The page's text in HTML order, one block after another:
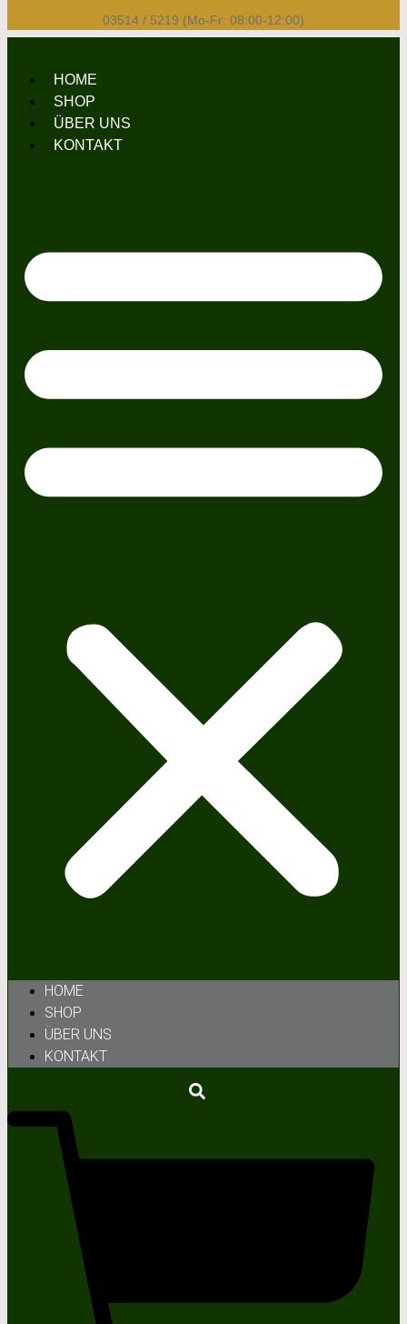
03514 / 5219 (Mo-Fr: 08:00-12:00)
HOME
SHOP
ÜBER UNS
KONTAKT
HOME
SHOP
ÜBER UNS
KONTAKT